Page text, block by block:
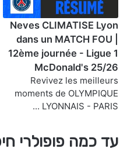
Neves CLIMATISE Lyon
dans un MATCH FOU |
12ème journée - Ligue 1
McDonald's 25/26
Revivez les meilleurs
moments de OLYMPIQUE
LYONNAIS - PARIS ...